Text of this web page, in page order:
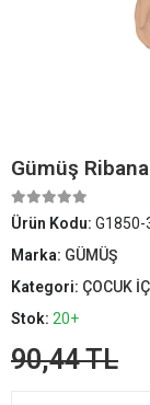
Gümüş Ribana
Ürün Kodu: G1850-
Marka: GÜMÜŞ
Kategori: ÇOCUK
Stok: 20+
90,44 TL